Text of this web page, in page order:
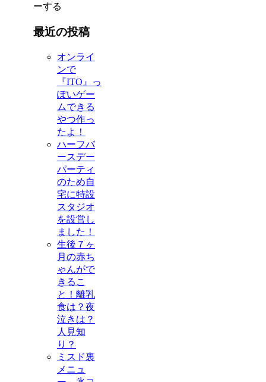
ーする
最近の投稿
オンライ
ンで
『ITO』っ
ぽいゲー
ムできる
やつ作っ
たよ！
ハーフバ
ースデー
パーティ
のため自
宅に特設
スタジオ
を設営し
ました！
生後７ヶ
月の赤ち
ゃんがで
きるこ
と！離乳
食は？夜
泣きは？
人見知
り？
ミスド裏
メニュ